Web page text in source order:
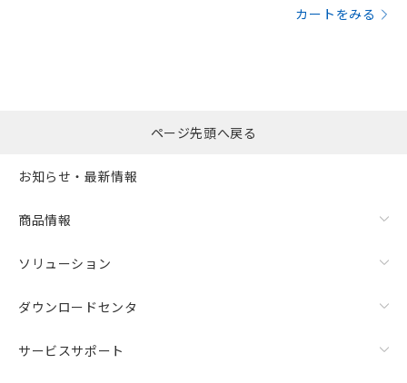
カートをみる
ページ先頭へ戻る
お知らせ・最新情報
商品情報
ソリューション
ダウンロードセンタ
サービスサポート